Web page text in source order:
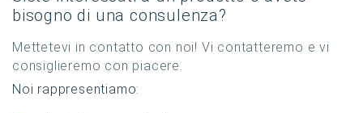
bisogno di una consulenza?
Mettetevi in contatto con noi! Vi contatteremo e vi
consiglieremo con piacere.
Noi rappresentiamo: